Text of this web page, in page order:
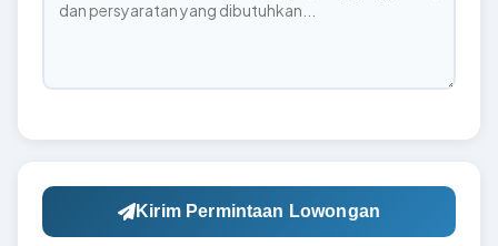
Kirim Permintaan Lowongan